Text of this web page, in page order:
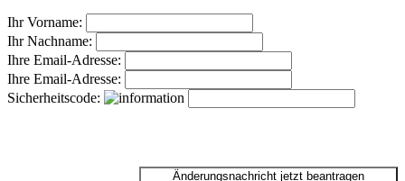
Ihr Vorname:
Ihr Nachname:
Ihre Email-Adresse:
Ihre Email-Adresse:
Sicherheitscode: